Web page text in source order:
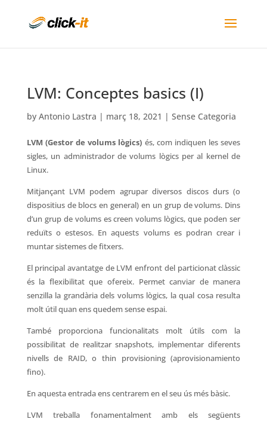
LVM: Conceptes basics (I)
by Antonio Lastra | març 18, 2021 | Sense Categoria
LVM (Gestor de volums lògics) és, com indiquen les seves
sigles, un administrador de volums lògics per al kernel de
Linux.
Mitjançant LVM podem agrupar diversos discos durs (o
dispositius de blocs en general) en un grup de volums. Dins
d’un grup de volums es creen volums lògics, que poden ser
reduïts o estesos. En aquests volums es podran crear i
muntar sistemes de fitxers.
El principal avantatge de LVM enfront del particionat clàssic
és la flexibilitat que ofereix. Permet canviar de manera
senzilla la grandària dels volums lògics, la qual cosa resulta
molt útil quan ens quedem sense espai.
També proporciona funcionalitats molt útils com la
possibilitat de realitzar snapshots, implementar diferents
nivells de RAID, o thin provisioning (aprovisionamiento
fino).
En aquesta entrada ens centrarem en el seu ús més bàsic.
LVM treballa fonamentalment amb els següents